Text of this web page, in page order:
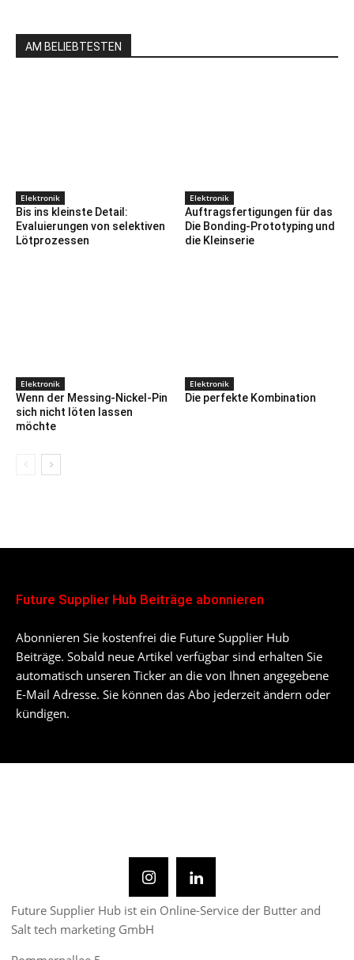
AM BELIEBTESTEN
Elektronik
Bis ins kleinste Detail:
Evaluierungen von selektiven
Lötprozessen
Elektronik
Auftragsfertigungen für das
Die Bonding-Prototyping und
die Kleinserie
Elektronik
Wenn der Messing-Nickel-Pin
sich nicht löten lassen
möchte
Elektronik
Die perfekte Kombination
Future Supplier Hub Beiträge abonnieren
Abonnieren Sie kostenfrei die Future Supplier Hub
Beiträge. Sobald neue Artikel verfügbar sind erhalten Sie
automatisch unseren Ticker an die von Ihnen angegebene
E-Mail Adresse. Sie können das Abo jederzeit ändern oder
kündigen.
Future Supplier Hub ist ein Online-Service der Butter and
Salt tech marketing GmbH